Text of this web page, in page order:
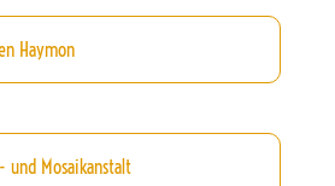
Haymon
und Mosaikanstalt